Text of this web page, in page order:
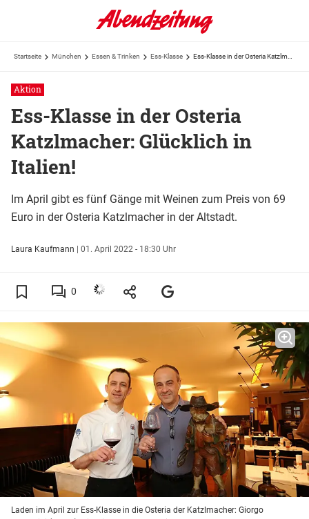
Startseite München Essen & Trinken Ess-Klasse
Aktion
Ess-Klasse in der Osteria
Katzlmacher: Glücklich in
Italien!
Im April gibt es fünf Gänge mit Weinen zum Preis von 69
Euro in der Osteria Katzlmacher in der Altstadt.
Laura Kaufmann 01. April 2022 - 18:30 Uhr
0
Laden im April zur Ess-Klasse in die Osteria der Katzlmacher: Giorgo